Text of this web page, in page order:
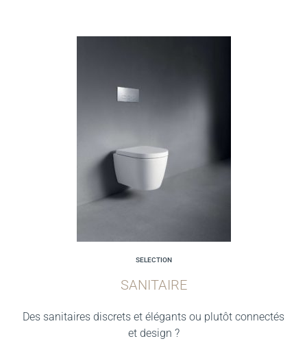
SELECTION
SANITAIRE
Des sanitaires discrets et élégants ou plutôt connectés
et design ?